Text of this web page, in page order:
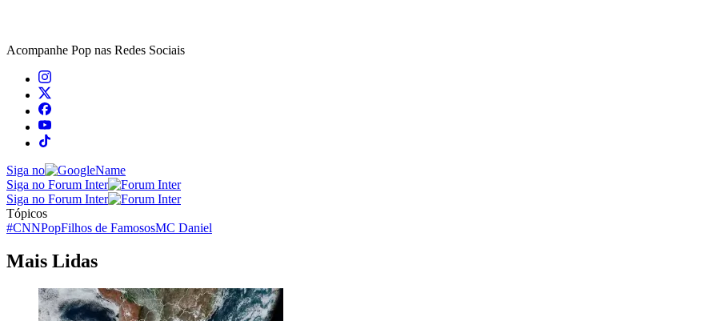
Acompanhe Pop nas Redes Sociais
Siga no
Siga no Forum Inter
Siga no Forum Inter
Tópicos
#CNNPopFilhos de FamososMC Daniel
Mais Lidas